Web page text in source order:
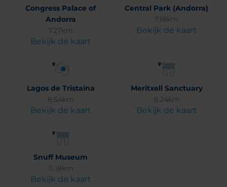
Congress Palace of
Andorra
7.27km
Bekijk de kaart
Central Park (Andorra)
7.18km
Bekijk de kaart
Lagos de Tristaina
8.54km
Bekijk de kaart
Meritxell Sanctuary
8.24km
Bekijk de kaart
Snuff Museum
11.18km
Bekijk de kaart